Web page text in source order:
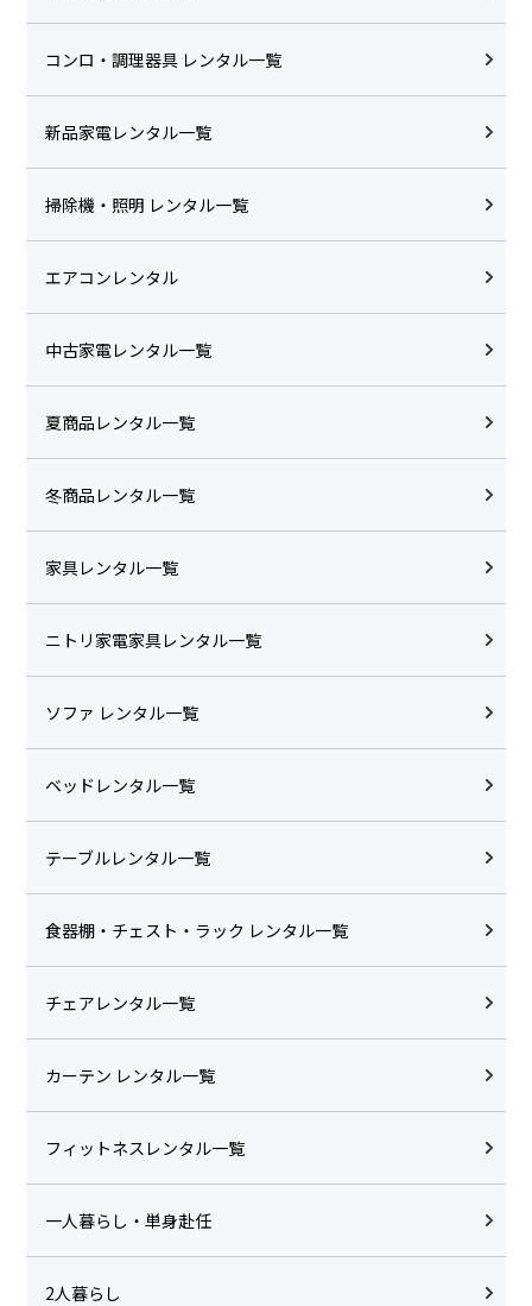
コンロ・調理器具 レンタル一覧
新品家電レンタル一覧
掃除機・照明 レンタル一覧
エアコンレンタル
中古家電レンタル一覧
夏商品レンタル一覧
冬商品レンタル一覧
家具レンタル一覧
ニトリ家電家具レンタル一覧
ソファ レンタル一覧
ベッドレンタル一覧
テーブルレンタル一覧
食器棚・チェスト・ラック レンタル一覧
チェアレンタル一覧
カーテン レンタル一覧
フィットネスレンタル一覧
一人暮らし・単身赴任
2人暮らし